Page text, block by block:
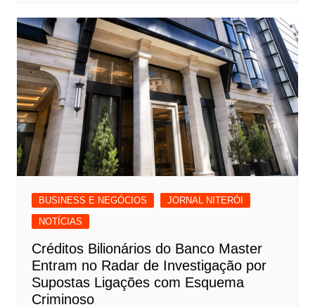
BUSINESS E NEGÓCIOS
JORNAL NITERÓI
NOTÍCIAS
Créditos Bilionários do Banco Master
Entram no Radar de Investigação por
Supostas Ligações com Esquema
Criminoso